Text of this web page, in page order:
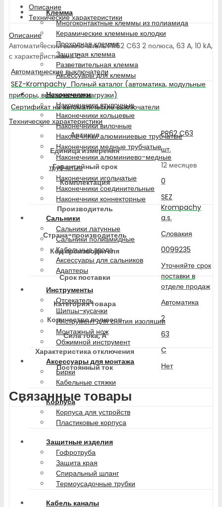
Клемма
Многоконтактные клеммы из полиамида
Керамические клеммные колодки
Проходная клемма
Защитная клемма
Разветвительная клемма
Аксессуары для клеммы
Наконечники
Наконечники втулочные
Наконечники кольцевые
Наконечники вилочные
Наконечники алюминиевые трубчатые
Наконечники медные трубчатые
Наконечники алюминиево-медные
трубчатые
Наконечники игольчатые
Наконечники соединительные
Наконечники коннекторные
Сальники
Сальники латунные
Сальники полиамидные
Кабельные ввода
Аксессуары для сальников
Адаптеры
Инструменты
Отсекатель
Щипцы-кусачки
Инструмент для снятия изоляции
Монтажный нож
Обжимной инструмент
Аксессуары для монтажа
Бирки
Кабельные стяжки
Корпуса
Корпуса для устройств
Пластиковые корпуса
Защитные изделия
Гофротруба
Защита края
Спиральный шланг
Термоусадочные трубки
Кабель каналы
Описание
Технические характеристики
Описание
Автоматический выключатель PR62 C63 2 полюса, 63 A, 10 kA,
с характеристиками C
Автоматические выключатели
SEZ-Krompachy_Полный каталог (автоматика, модульные
приборы, выключатели нагрузки)
Сертификат на автоматические выключатели
Технические характеристики
Артикул
PR62 C63
Единица измерения
шт.
Гарантийный срок
12 месяцев
Комплектация
0
Производитель
SEZ
Krompachy
a.s.
Страна-производитель
Словакия
Код производителя
0099235
Срок поставки
Уточняйте срок
поставки в
отделе продаж
Категория товара
Автоматика
Количество полюсов
2
Сила тока, А
63
Характеристика отключения
C
Постоянный ток
Нет
Связанные товары